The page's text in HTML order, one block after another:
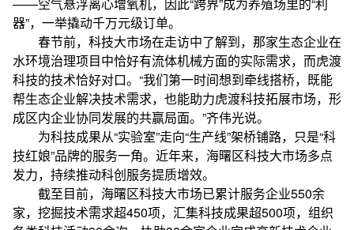
器”，一举撬动千万元级订单。
春节前，科技大市场在走访中了解到，那家生态企业在
水环境治理项目中恰好有流体机械方面的实际需求，而虎渡
科技的技术恰好对口。“我们第一时间想到牵线搭桥，既能
帮生态企业解决技术需求，也能助力虎渡科技拓展市场，形
成区内企业协同发展的共赢局面。”齐伟光说。
为科技成果从“实验室”走向“生产线”架桥铺路，只是“科
技红娘”品牌的服务一角。近年来，海曙区科技大市场多点
发力，持续推动科创服务提质增效。
截至目前，海曙区科技大市场已累计服务企业550余
家，挖掘技术需求超450项，汇集科技成果超500项，组织